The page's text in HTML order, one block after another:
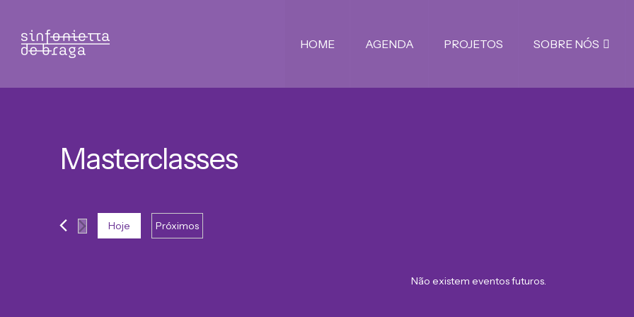
HOME AGENDA PROJETOS SOBRE NÓS
Masterclasses
Não existem eventos futuros.
Hoje
Próximos